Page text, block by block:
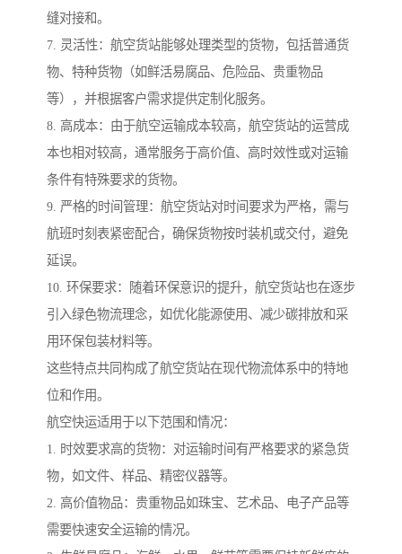
缝对接和。
7. 灵活性：航空货站能够处理类型的货物，包括普通货
物、特种货物（如鲜活易腐品、危险品、贵重物品
等），并根据客户需求提供定制化服务。
8. 高成本：由于航空运输成本较高，航空货站的运营成
本也相对较高，通常服务于高价值、高时效性或对运输
条件有特殊要求的货物。
9. 严格的时间管理：航空货站对时间要求为严格，需与
航班时刻表紧密配合，确保货物按时装机或交付，避免
延误。
10. 环保要求：随着环保意识的提升，航空货站也在逐步
引入绿色物流理念，如优化能源使用、减少碳排放和采
用环保包装材料等。
这些特点共同构成了航空货站在现代物流体系中的特地
位和作用。
航空快运适用于以下范围和情况：
1. 时效要求高的货物：对运输时间有严格要求的紧急货
物，如文件、样品、精密仪器等。
2. 高价值物品：贵重物品如珠宝、艺术品、电子产品等
需要快速安全运输的情况。